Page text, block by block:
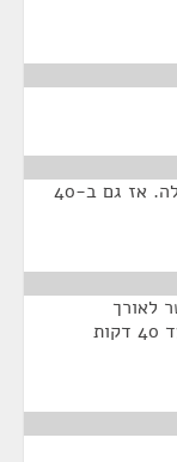
הבעיה לא בהרדמה. הבעיה בהערה של החולה. אז גם ב-40
לאורך
ההרדמה. גם היום היה נכון שבהרדמה של עד 40 דקות